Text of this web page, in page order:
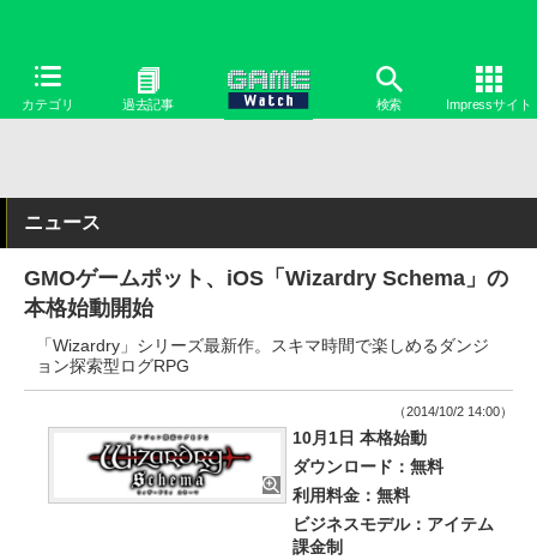
カテゴリ 過去記事 検索 Impressサイト
ニュース
GMOゲームポット、iOS「Wizardry Schema」の
本格始動開始
「Wizardry」シリーズ最新作。スキマ時間で楽しめるダンジ
ョン探索型ログRPG
（2014/10/2 14:00）
10月1日 本格始動
ダウンロード：無料
利用料金：無料
ビジネスモデル：アイテム
課金制